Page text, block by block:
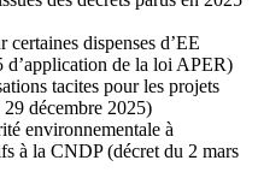
certaines dispenses d’EE
d’application de la loi APER)
tacites pour les projets
décembre 2025)
environnementale à
à la CNDP (décret du 2 mars